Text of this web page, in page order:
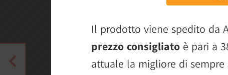
Il prodotto viene spedito da
prezzo consigliato è pari a
attuale la migliore di